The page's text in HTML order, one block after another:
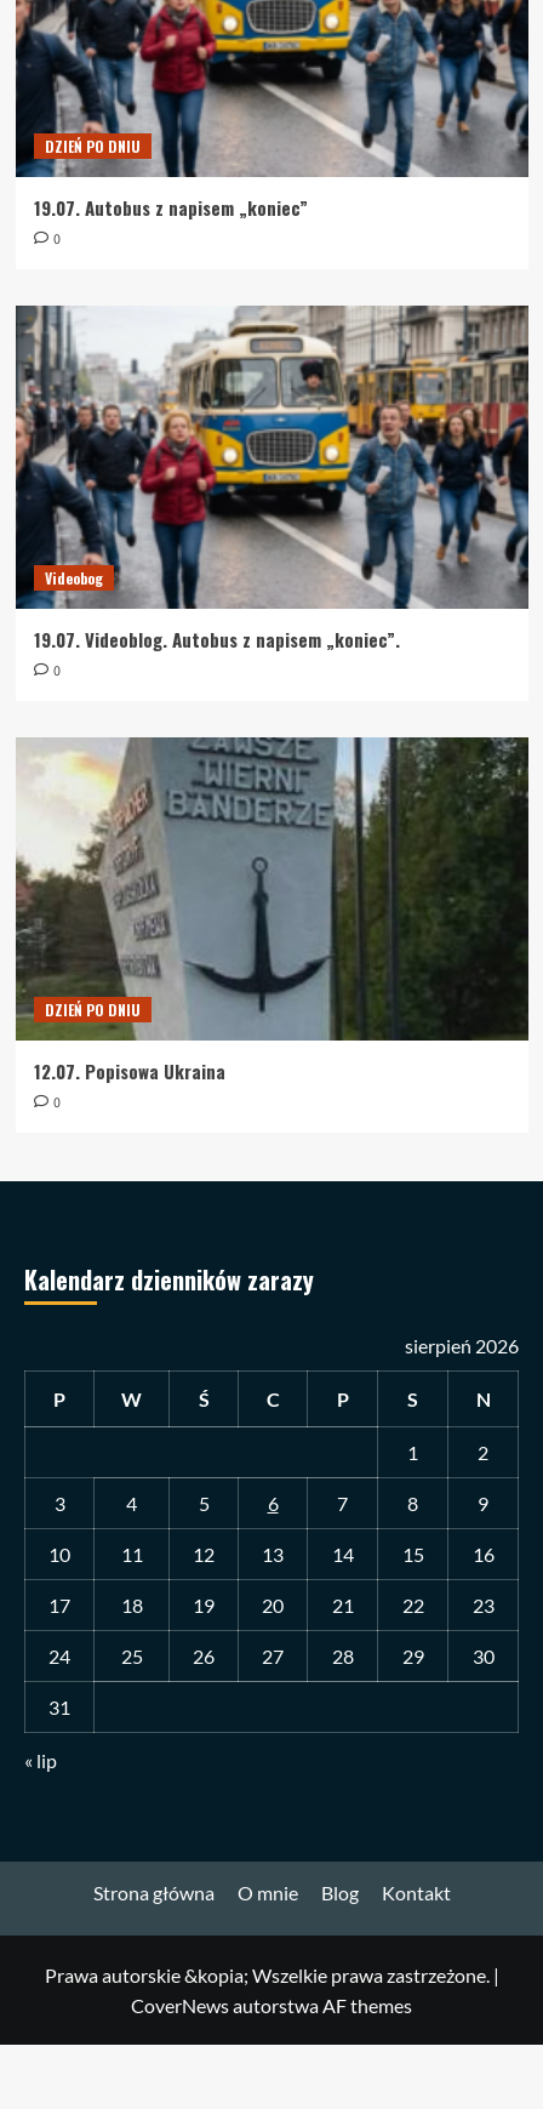
DZIEŃ PO DNIU
19.07. Autobus z napisem „koniec”
0
Videobog
19.07. Videoblog. Autobus z napisem „koniec”.
0
DZIEŃ PO DNIU
12.07. Popisowa Ukraina
0
Kalendarz dzienników zarazy
sierpień 2026
P W Ś C P S N
1 2
3 4 5 6 7 8 9
10 11 12 13 14 15 16
17 18 19 20 21 22 23
24 25 26 27 28 29 30
31
« lip
Strona główna O mnie Blog Kontakt
Prawa autorskie &kopia; Wszelkie prawa zastrzeżone. |
CoverNewsautorstwa AF themes